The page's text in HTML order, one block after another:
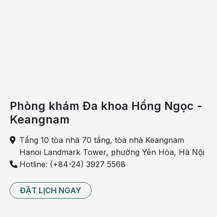
Một số bệnh cấp tính như cảm lạnh, cúm, hoặc mắc
bệnh mạn tính khiến hệ thống miễn dịch bị tổn
thương, sức đề kháng suy giảm. Điều này khiến người
bệnh dễ bị viêm phế quản cấp hơn.
Trào ngược dạ dày
Trào ngược dạ dày với triệu chứng ợ nóng có thể gây
Phòng khám Đa khoa Hồng Ngọc -
Keangnam
Tầng 10 tòa nhà 70 tầng, tòa nhà Keangnam
Hanoi Landmark Tower, phường Yên Hòa, Hà Nội
Hotline: (+84-24) 3927 5568
ĐẶT LỊCH NGAY